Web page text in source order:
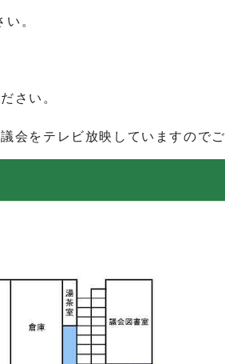
い。
さい。
をテレビ放映していますのでご